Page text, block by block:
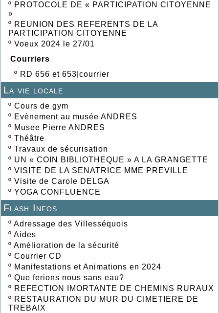
º PROTOCOLE DE « PARTICIPATION CITOYENNE
»
º REUNION DES REFERENTS DE LA
PARTICIPATION CITOYENNE
º Voeux 2024 le 27/01
Courriers
º RD 656 et 653|courrier
La vie locale
º Cours de gym
º Evènement au musée ANDRES
º Musee Pierre ANDRES
º Théâtre
º Travaux de sécurisation
º UN « COIN BIBLIOTHEQUE » A LA GRANGETTE
º VISITE DE LA SENATRICE MME PREVILLE
º Visite de Carole DELGA
º YOGA CONFLUENCE
Flash Infos
º Adressage des Villesséquois
º Aides
º Amélioration de la sécurité
º Courrier CD
º Manifestations et Animations en 2024
º Que ferions nous sans eau?
º REFECTION IMORTANTE DE CHEMINS RURAUX
º RESTAURATION DU MUR DU CIMETIERE DE
TREBAIX